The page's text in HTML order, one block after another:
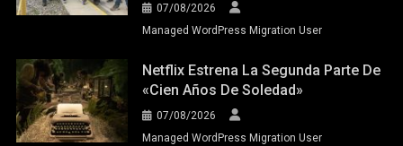
07/08/2026
Managed WordPress Migration User
Netflix Estrena La Segunda Parte De
«Cien Años De Soledad»
07/08/2026
Managed WordPress Migration User